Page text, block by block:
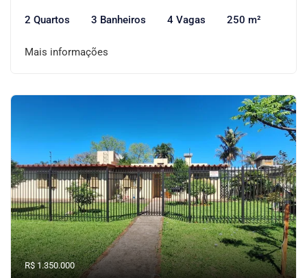
2 Quartos 3 Banheiros 4 Vagas 250 m²
Mais informações
R$ 1.350.000